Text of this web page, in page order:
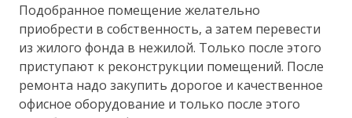
Подобранное помещение желательно
приобрести в собственность, а затем перевести
из жилого фонда в нежилой. Только после этого
приступают к реконструкции помещений. После
ремонта надо закупить дорогое и качественное
офисное оборудование и только после этого